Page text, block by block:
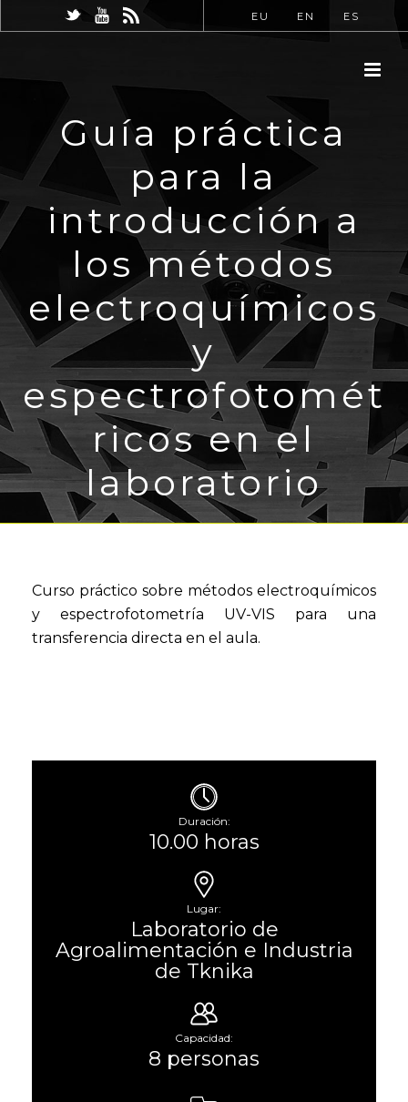
EU EN ES
Guía práctica
para la
introducción a
los métodos
electroquímicos
y
espectrofotomét
ricos en el
laboratorio
Curso práctico sobre métodos electroquímicos
y espectrofotometría UV-VIS para una
transferencia directa en el aula.
Duración:
10.00 horas
Lugar:
Laboratorio de
Agroalimentación e Industria
de Tknika
Capacidad:
8 personas